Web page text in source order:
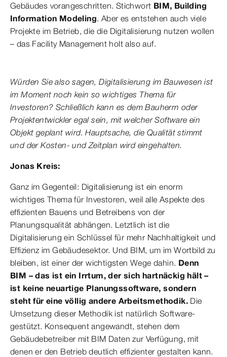
Gebäudes vorangeschritten. Stichwort BIM, Building
Information Modeling. Aber es entstehen auch viele
Projekte im Betrieb, die die Digitalisierung nutzen wollen
– das Facility Management holt also auf.
Würden Sie also sagen, Digitalisierung im Bauwesen ist
im Moment noch kein so wichtiges Thema für
Investoren? Schließlich kann es dem Bauherrn oder
Projektentwickler egal sein, mit welcher Software ein
Objekt geplant wird. Hauptsache, die Qualität stimmt
und der Kosten- und Zeitplan wird eingehalten.
Jonas Kreis:
Ganz im Gegenteil: Digitalisierung ist ein enorm
wichtiges Thema für Investoren, weil alle Aspekte des
effizienten Bauens und Betreibens von der
Planungsqualität abhängen. Letztlich ist die
Digitalisierung ein Schlüssel für mehr Nachhaltigkeit und
Effizienz im Gebäudesektor. Und BIM, um im Wortbild zu
bleiben, ist einer der wichtigsten Wege dahin. Denn
BIM – das ist ein Irrtum, der sich hartnäckig hält –
ist keine neuartige Planungssoftware, sondern
steht für eine völlig andere Arbeitsmethodik. Die
Umsetzung dieser Methodik ist natürlich Software-
gestützt. Konsequent angewandt, stehen dem
Gebäudebetreiber mit BIM Daten zur Verfügung, mit
denen er den Betrieb deutlich effizienter gestalten kann.